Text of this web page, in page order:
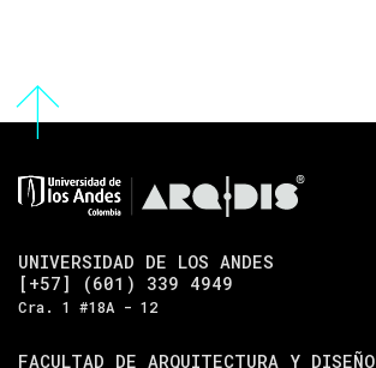
UNIVERSIDAD DE LOS ANDES
[+57] (601) 339 4949
Cra. 1 #18A - 12
FACULTAD DE ARQUITECTURA Y DISEÑO